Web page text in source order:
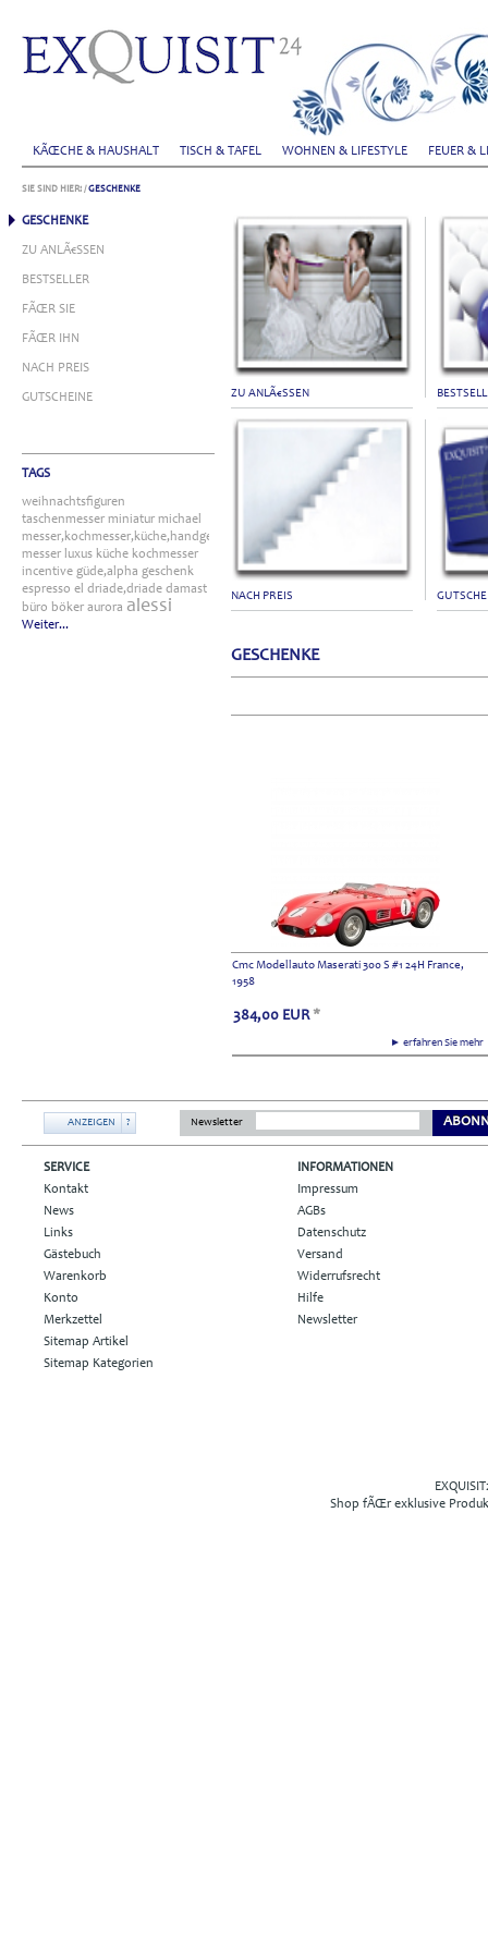
KÃŒCHE & HAUSHALT TISCH & TAFEL WOHNEN & LIFESTYLE FEUER &
SIE SIND HIER: /GESCHENKE
GESCHENKE
ZU ANLÃ€SSEN
BESTSELLER
FÃŒR SIE
FÃŒR IHN
NACH PREIS
GUTSCHEINE
TAGS
weihnachtsfiguren
taschenmesser miniatur michael
messer,kochmesser,küche,handgefertigt
messer luxus küche kochmesser
incentive güde,alpha geschenk
espresso el driade,driade damast
büro böker aurora alessi
Weiter...
ZU ANLÃ€SSEN
NACH PREIS
GESCHENKE
Cmc Modellauto Maserati 300 S #1 24H France,
1958
► erfahren Sie
384,00 EUR *
ANZEIGEN ? Newsletter
SERVICE
Kontakt
News
Links
Gästebuch
Warenkorb
Konto
Merkzettel
Sitemap Artikel
Sitemap Kategorien
INFORMATIONEN
Impressum
AGBs
Datenschutz
Versand
Widerrufsrecht
Hilfe
Newsletter
Shop fÃŒr exklusive